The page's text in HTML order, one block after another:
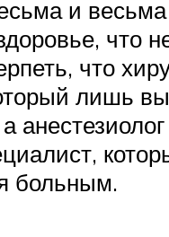
и
что
что
лишь
больным.